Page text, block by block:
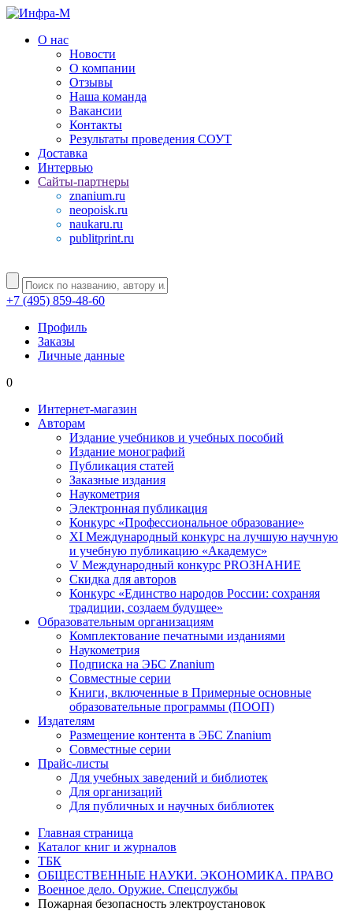
О нас
Новости
О компании
Отзывы
Наша команда
Вакансии
Контакты
Результаты проведения СОУТ
Доставка
Интервью
Сайты-партнеры
znanium.ru
neopoisk.ru
naukaru.ru
publitprint.ru
+7 (495) 859-48-60
Профиль
Заказы
Личные данные
0
Интернет-магазин
Авторам
Издание учебников и учебных пособий
Издание монографий
Публикация статей
Заказные издания
Наукометрия
Электронная публикация
Конкурс «Профессиональное образование»
XI Международный конкурс на лучшую научную
и учебную публикацию «Академус»
V Международный конкурс PROЗНАНИЕ
Скидка для авторов
Конкурс «Единство народов России: сохраняя
традиции, создаем будущее»
Образовательным организациям
Комплектование печатными изданиями
Наукометрия
Подписка на ЭБС Znanium
Совместные серии
Книги, включенные в Примерные основные
образовательные программы (ПООП)
Издателям
Размещение контента в ЭБС Znanium
Совместные серии
Прайс-листы
Для учебных заведений и библиотек
Для организаций
Для публичных и научных библиотек
Главная страница
Каталог книг и журналов
ТБК
ОБЩЕСТВЕННЫЕ НАУКИ. ЭКОНОМИКА. ПРАВО
Военное дело. Оружие. Спецслужбы
Пожарная безопасность электроустановок